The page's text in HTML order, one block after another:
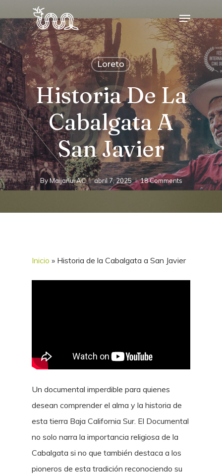
to
main
content
Menu
Loreto
Historia De La
Cabalgata A
San Javier
By Maijañui AC abril 7, 2025 18 Comments
Inicio » Historia de la Cabalgata a San Javier
Un documental imperdible para quienes
desean comprender el alma y la historia de
esta tierra Baja California Sur. El Documental
no solo narra la importancia religiosa de la
Cabalgata si no que también destaca a los
pioneros de esta tradición reconociendo su